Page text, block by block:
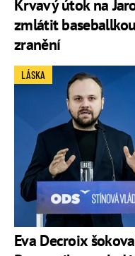
Krvavý útok na
zmlátit
zranění
Eva Decroix
LÁSKA